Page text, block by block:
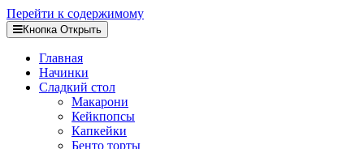
Перейти к содержимому
Кнопка Открыть
Главная
Начинки
Сладкий стол
Макарони
Кейкпопсы
Капкейки
Бенто торты